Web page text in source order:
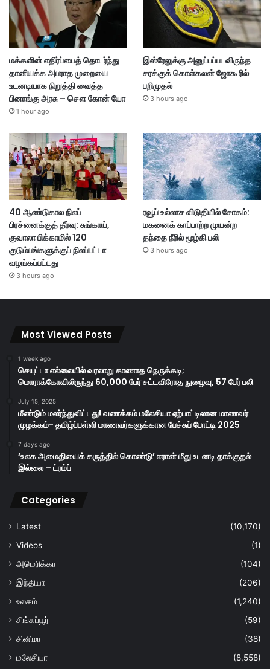
மக்களின் எதிர்ப்பைத் தொடர்ந்து
தானியக்க அபராத முறையை
உடனடியாக நிறுத்தி வைத்த
பினாங்கு அரசு – சௌ கோன் யோ
1 hour ago
இஸ்ரேலுக்கு அனுப்பப்படவிருந்த
சரக்குக் கொள்கலன் ஜோகூரில்
பறிமுதல்
3 hours ago
40 ஆண்டுகால நிலப்
பிரச்னைக்குத் தீர்வு: சுங்காய்,
குவாலா பிக்காமில் 120
குடும்பங்களுக்குப் நிலப்பட்டா
வழங்கப்பட்டது
3 hours ago
ரவூப் உல்லாச விடுதியில் சோகம்:
மகனைக் காப்பாற்ற முயன்ற
தந்தை நீரில் மூழ்கி பலி
3 hours ago
Most Viewed Posts
1 week ago
செயுட்டா எல்லையில் வரலாறு காணாத நெருக்கடி;
மொராக்கோவிலிருந்து 60,000 பேர் சட்டவிரோத நுழைவு, 57 பேர் பலி
July 15, 2025
மீண்டும் மலர்ந்துவிட்டது! வணக்கம் மலேசியா ஏற்பாட்டிலான மாணவர்
முழக்கம்- தமிழ்ப்பள்ளி மாணவர்களுக்கான பேச்சுப் போட்டி 2025
7 days ago
‘உலக அமைதியைக் கருத்தில் கொண்டு’ ஈரான் மீது உடனடி தாக்குதல்
இல்லை – ட்ரம்ப்
Categories
Latest
(10,170)
Videos
(1)
அமெரிக்கா
(104)
இந்தியா
(206)
உலகம்
(1,240)
சிங்கப்பூர்
(59)
சினிமா
(38)
மலேசியா
(8,558)